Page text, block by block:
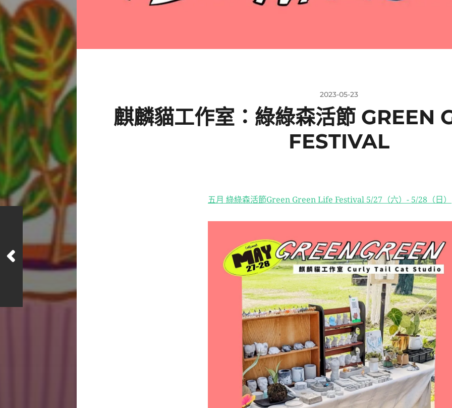
2023-05-23
麒麟貓工作室：綠綠森活節 GREEN
FESTIVAL
五月 綠綠森活節Green Green Life Festival 5/27（六）- 5/28（日）